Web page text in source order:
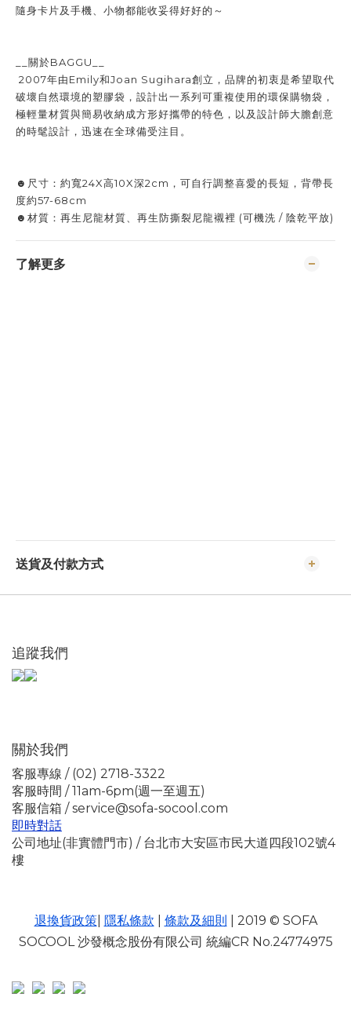
隨身卡片及手機、小物都能收妥得好好的～
__關於BAGGU__
2007年由Emily和Joan Sugihara創立，品牌的初衷是希望取代
破壞自然環境的塑膠袋，設計出一系列可重複使用的環保購物袋，
極輕量材質與簡易收納成方形好攜帶的特色，以及設計師大膽創意
的時髦設計，迅速在全球備受注目。
☻尺寸：約寬24X高10X深2cm，可自行調整喜愛的長短，背帶長
度約57-68cm
☻材質：再生尼龍材質、再生防撕裂尼龍襯裡 (可機洗 / 陰乾平放)
了解更多
送貨及付款方式
追蹤我們
關於我們
客服專線 / (02) 2718-3322
客服時間 / 11am-6pm(週一至週五)
客服信箱 / service@sofa-socool.com
即時對話
公司地址(非實體門市) / 台北市大安區市民大道四段102號4
樓
退換貨政策| 隱私條款 條款及細則 | 2019 © SOFA
SOCOOL 沙發概念股份有限公司 統編CR No.24774975